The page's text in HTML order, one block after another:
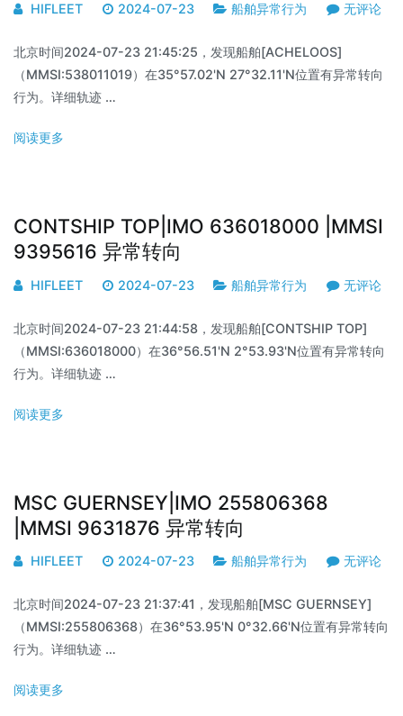
HIFLEET 2024-07-23 船舶异常行为 无评论
北京时间2024-07-23 21:45:25，发现船舶[ACHELOOS]
（MMSI:538011019）在35°57.02'N 27°32.11'N位置有异常转向
行为。详细轨迹 …
阅读更多
CONTSHIP TOP|IMO 636018000 |MMSI
9395616 异常转向
HIFLEET 2024-07-23 船舶异常行为 无评论
北京时间2024-07-23 21:44:58，发现船舶[CONTSHIP TOP]
（MMSI:636018000）在36°56.51'N 2°53.93'N位置有异常转向
行为。详细轨迹 …
阅读更多
MSC GUERNSEY|IMO 255806368
|MMSI 9631876 异常转向
HIFLEET 2024-07-23 船舶异常行为 无评论
北京时间2024-07-23 21:37:41，发现船舶[MSC GUERNSEY]
（MMSI:255806368）在36°53.95'N 0°32.66'N位置有异常转向
行为。详细轨迹 …
阅读更多